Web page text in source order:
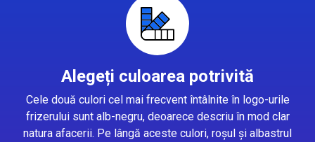
Alegeți culoarea potrivită
Cele două culori cel mai frecvent întâlnite în logo-urile
frizerului sunt alb-negru, deoarece descriu în mod clar
natura afacerii. Pe lângă aceste culori, roșul și albastrul